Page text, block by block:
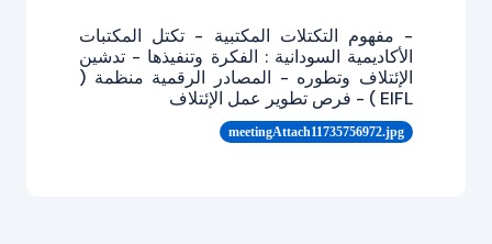
- مفهوم التكتلات المكتبية - تكتل المكتبات
الأكاديمية السودانية : الفكرة وتنفيذها - تدشين
الإئتلاف وتطوره - المصادر الرقمية منظمة (
EIFL ) - فرص تطوير عمل الإئتلاف
meetingAttach11735756972.jpg